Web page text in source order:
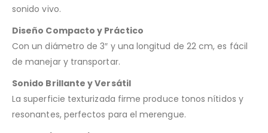
sonido vivo.
Diseño Compacto y Práctico
Con un diámetro de 3″ y una longitud de 22 cm, es fácil
de manejar y transportar.
Sonido Brillante y Versátil
La superficie texturizada firme produce tonos nítidos y
resonantes, perfectos para el merengue.